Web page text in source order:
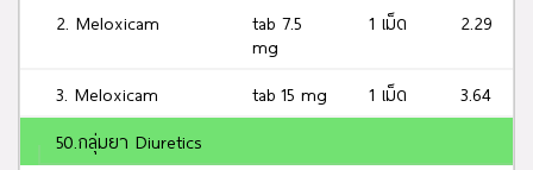
2. Meloxicam
tab 7.5
mg
1 เม็ด 2.29
3. Meloxicam tab 15 mg 1 เม็ด
3.64
50.กลุ่มยา Diuretics